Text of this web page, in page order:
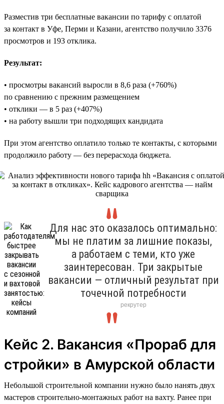
Разместив три бесплатные вакансии по тарифу с оплатой
за контакт в Уфе, Перми и Казани, агентство получило 3376
просмотров и 193 отклика.
Результат:
• просмотры вакансий выросли в 8,6 раза (+760%)
по сравнению с прежним размещением
• отклики — в 5 раз (+407%)
• на работу вышли три подходящих кандидата
При этом агентство оплатило только те контакты, с которыми
продолжило работу — без перерасхода бюджета.
Для нас это оказалось оптимально:
мы не платим за лишние показы,
а работаем с теми, кто уже
заинтересован. Три закрытые
вакансии — отличный результат при
точечной потребности
рекрутер
Кейс 2. Вакансия «Прораб для
стройки» в Амурской области
Небольшой строительной компании нужно было нанять двух
мастеров строительно-монтажных работ на вахту. Ранее при